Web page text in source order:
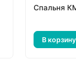
Спальня
В корзину